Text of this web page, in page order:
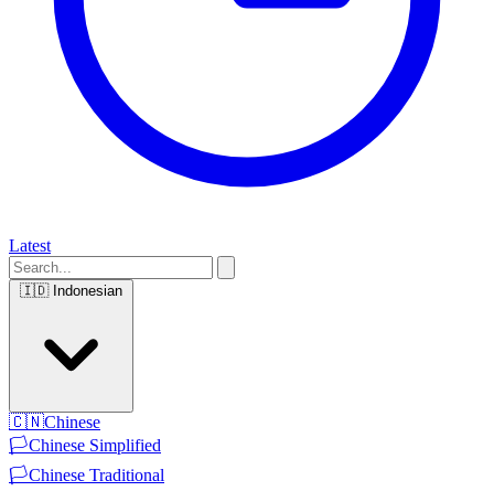
Latest
🇮🇩 Indonesian
🇨🇳Chinese
🏳️Chinese Simplified
🏳️Chinese Traditional